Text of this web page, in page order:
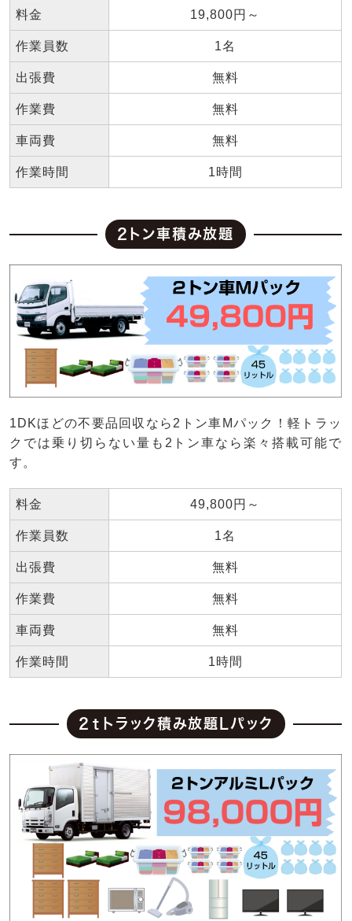
料金 19,800円～
作業員数 1名
出張費 無料
作業費 無料
車両費 無料
作業時間 1時間
2トン車積み放題
1DKほどの不要品回収なら2トン車Mパック！軽トラッ
クでは乗り切らない量も2トン車なら楽々搭載可能で
す。
料金 49,800円～
作業員数 1名
出張費 無料
作業費 無料
車両費 無料
作業時間 1時間
2ｔトラック積み放題Lパック